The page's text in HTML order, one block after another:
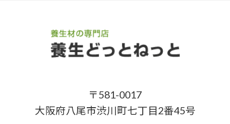
〒581-0017
大阪府八尾市渋川町七丁目2番45号